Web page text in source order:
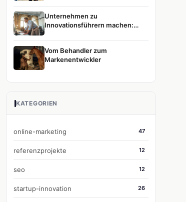
Unternehmen zu
Innovationsführern machen:
Vom Behandler zum
Markenentwickler
KATEGORIEN
online-marketing 47
referenzprojekte 12
seo 12
startup-innovation 26